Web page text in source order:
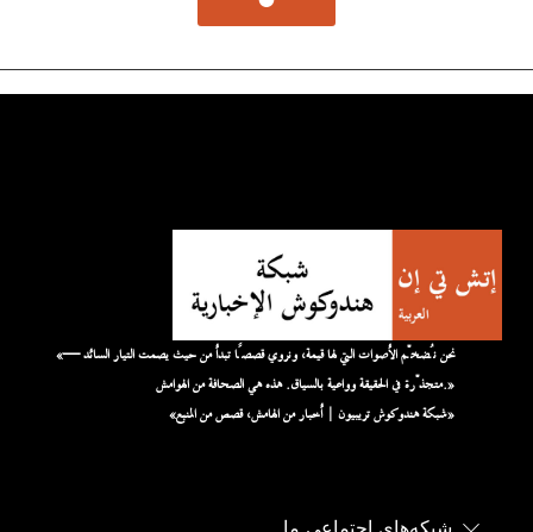
«نحن نُضخّم الأصوات التي لها قيمة، ونروي قصصًا تبدأ من حيث يصمت التيار السائد —
متجذّرة في الحقيقة وواعية بالسياق. هذه هي الصحافة من الهوامش.»
«شبكة هندوكوش تريبيون | أخبار من الهامش، قصص من المنبع»